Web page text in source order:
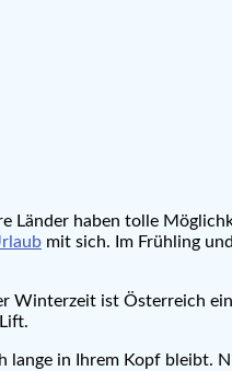
Länder haben tolle
mit sich. Im Frühling
Winterzeit ist Österreich
lange in Ihrem Kopf bleibt.